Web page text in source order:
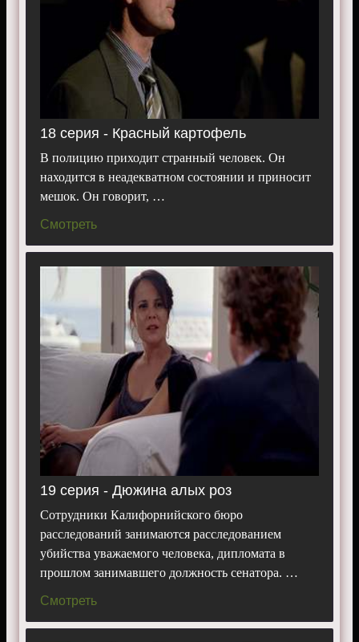
18 серия - Красный картофель
В полицию приходит странный человек. Он
находится в неадекватном состоянии и приносит
мешок. Он говорит, …
Смотреть
19 серия - Дюжина алых роз
Сотрудники Калифорнийского бюро
расследований занимаются расследованием
убийства уважаемого человека, дипломата в
прошлом занимавшего должность сенатора. …
Смотреть